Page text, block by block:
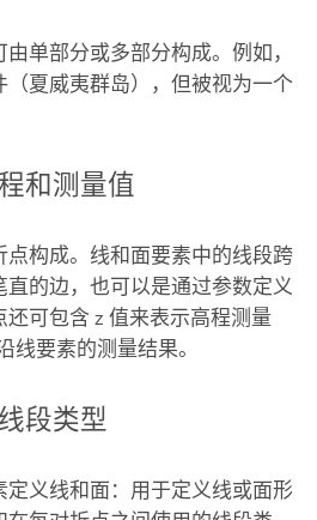
单部分或多部分构成。例如，
夏威夷群岛），但被视为一个
和测量值
点构成。线和面要素中的线段跨
的边，也可以是通过参数定义
可包含 z 值来表示高程测量
线要素的测量结果。
段类型
义线和面：用于定义线或面形